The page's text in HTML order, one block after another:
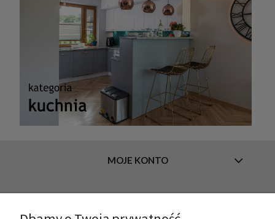
MOJE KONTO